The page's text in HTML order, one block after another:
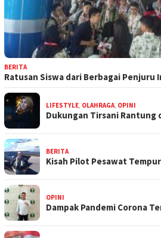
BERITA
Ratusan Siswa dari Berbagai Penjuru
LIFESTYLE, OLAHRAGA, OPINI
Dukungan Tirsani
BERITA
Kisah Pilot Pesawat
OPINI
Dampak Pandemi Corona